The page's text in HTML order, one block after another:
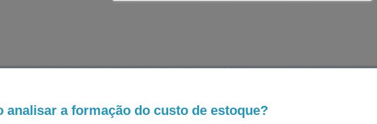
analisar a formação do custo de estoque?